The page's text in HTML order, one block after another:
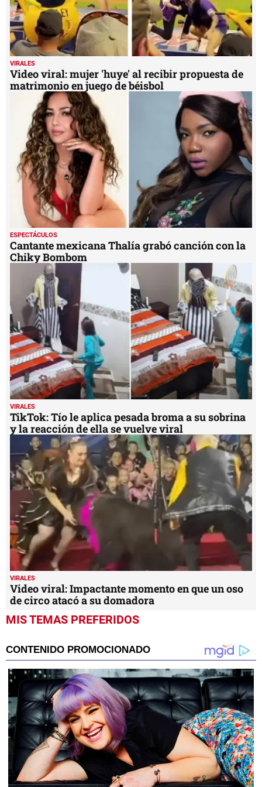
VIRALES
Video viral: mujer 'huye' al recibir propuesta de
matrimonio en juego de béisbol
ESPECTÁCULOS
Cantante mexicana Thalía grabó canción con la
Chiky Bombom
VIRALES
TikTok: Tío le aplica pesada broma a su sobrina
y la reacción de ella se vuelve viral
VIRALES
Video viral: Impactante momento en que un oso
de circo atacó a su domadora
MIS TEMAS PREFERIDOS